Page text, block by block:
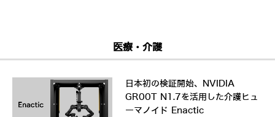
医療・介護
日本初の検証開始、NVIDIA
GR00T N1.7を活用した介護ヒュ
ーマノイド Enactic